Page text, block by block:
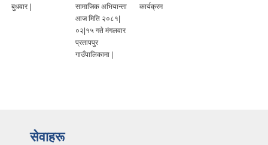
बुधवार |
सामाजिक अभियान्ता
आज मिति २०८१|
०२|१५ गते मंगलवार
प्रतापपुर
गाउँपालिकामा |
कार्यक्रम
सेवाहरू